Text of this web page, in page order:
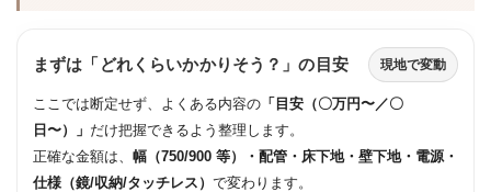
まずは「どれくらいかかりそう？」の目安 現地で変動
ここでは断定せず、よくある内容の 「目安（〇万円〜／〇
日〜）」 だけ把握できるよう整理します。
正確な金額は、 幅（750/900 等）・配管・床下地・壁下地・電源・
仕様（鏡/収納/タッチレス） で変わります。